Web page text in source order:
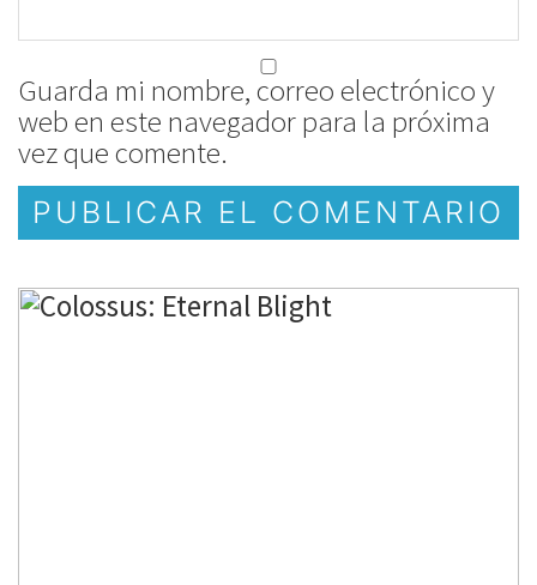
Guarda mi nombre, correo electrónico y
web en este navegador para la próxima
vez que comente.